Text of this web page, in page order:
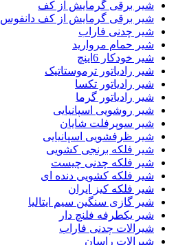
شیر برقی گرمایش از کف
شیر برقی گرمایش از کف دانفوس
شیر چدنی فاراب
شیر حمام مروارید
شیر خودکار 6اینچ
شیر رادیاتور ترموستاتیک
شیر رادیاتور تکسا
شیر رادیاتور گرما
شیر روشویی اسپانیایی
شیر سوپرفلت شایان
شیر ظرفشویی اسپانیایی
شیر فلکه برنجی کشویی
شیر فلکه چدنی چیست
شیر فلکه کشویی دنده ای
شیر فلکه کیز ایران
شیر گازی سنگین سیم ایتالیا
شیر یکطرفه فلنچ دار
شیرالات چدنی فاراب
شیرالات راسان